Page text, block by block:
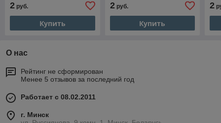
2 руб.
Купить
2руб.
Купить
2
О нас
Рейтинг не сформирован
Менее 5 отзывов за последний год
Работает с 08.02.2011
г. Минск